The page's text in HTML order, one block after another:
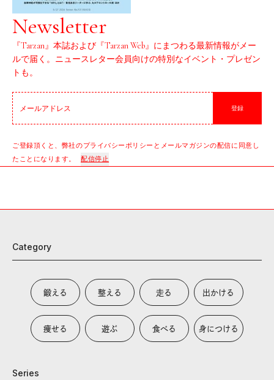
Newsletter
『Tarzan』本誌および『Tarzan Web』にまつわる最新情報がメー
ルで届く。ニュースレター会員向けの特別なイベント・プレゼン
トも。
登録
ご登録頂くと、弊社のプライバシーポリシーとメールマガジンの配信に同意し
たことになります。
配信停止
Category
鍛える 整える 走る 出かける
痩せる 遊ぶ 食べる 身につける
Series